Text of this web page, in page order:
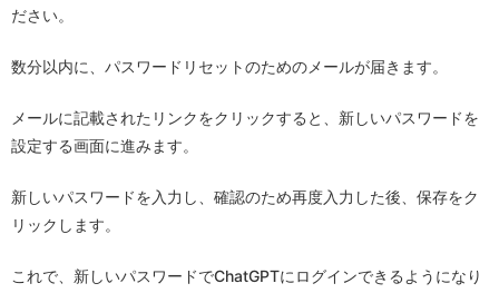
ださい。
数分以内に、パスワードリセットのためのメールが届きます。
メールに記載されたリンクをクリックすると、新しいパスワードを
設定する画面に進みます。
新しいパスワードを入力し、確認のため再度入力した後、保存をク
リックします。
これで、新しいパスワードでChatGPTにログインできるようになり